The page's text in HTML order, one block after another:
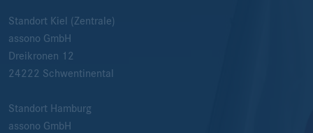
Standort Kiel (Zentrale)
assono GmbH
Dreikronen 12
24222 Schwentinental
Standort Hamburg
assono GmbH